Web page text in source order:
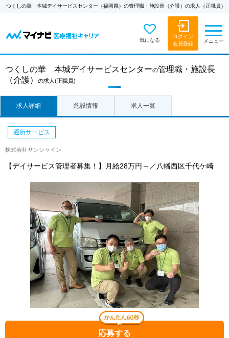
つくしの華 本城デイサービスセンター（福岡県）の管理職・施設長（介護）の求人（正職員）
気になる
ログイン
会員登録
メニュー
つくしの華 本城デイサービスセンターの管理職・施設長
（介護）
の求人 (正職員)
求人詳細 施設情報 求人一覧
応募する
通所サービス
株式会社サンシャイン
【デイサービス管理者募集！】月給28万円～／八幡西区千代ケ崎